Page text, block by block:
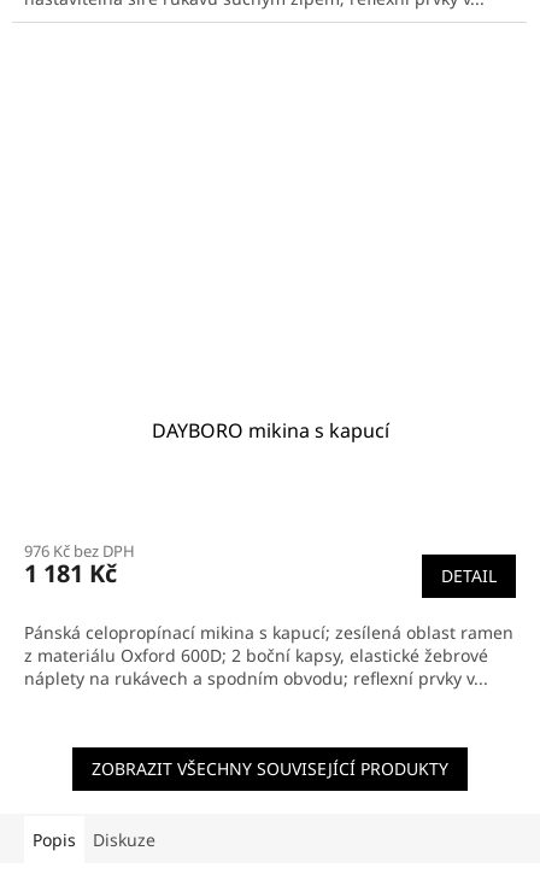
DAYBORO mikina s kapucí
976 Kč bez DPH
1 181 Kč DETAIL
Pánská celopropínací mikina s kapucí; zesílená oblast ramen
z materiálu Oxford 600D; 2 boční kapsy, elastické žebrové
náplety na rukávech a spodním obvodu; reflexní prvky v...
ZOBRAZIT VŠECHNY SOUVISEJÍCÍ PRODUKTY
Popis Diskuze